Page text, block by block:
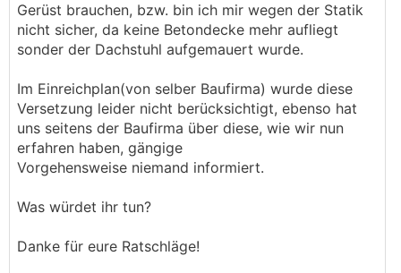
Gerüst brauchen, bzw. bin ich mir wegen der Statik
nicht sicher, da keine Betondecke mehr aufliegt
sonder der Dachstuhl aufgemauert wurde.
Im Einreichplan(von selber Baufirma) wurde diese
Versetzung leider nicht berücksichtigt, ebenso hat
uns seitens der Baufirma über diese, wie wir nun
erfahren haben, gängige
Vorgehensweise niemand informiert.
Was würdet ihr tun?
Danke für eure Ratschläge!